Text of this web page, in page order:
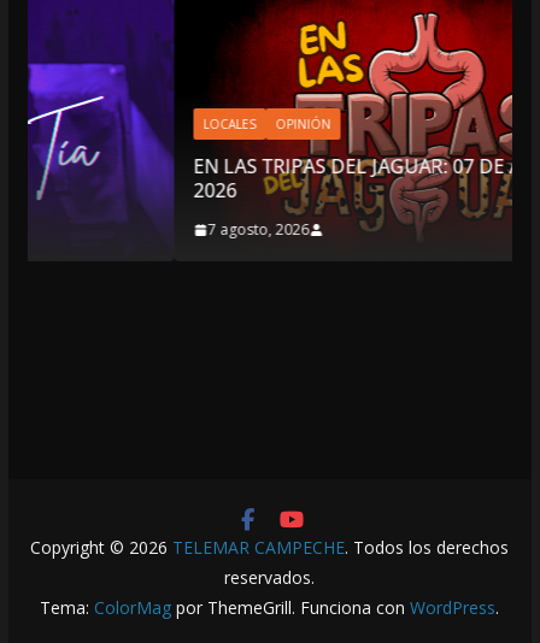
LOCALES OPINIÓN
EN LAS TRIPAS DEL JAGUAR: 07 DE AGOSTO DE
2026
7 agosto, 2026
Copyright © 2026 TELEMAR CAMPECHE. Todos los derechos
reservados.
Tema: ColorMag por ThemeGrill. Funciona conWordPress.